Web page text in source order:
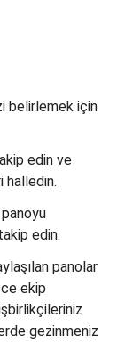
belirlemek için
edin ve
halledin.
edin.
panolar
ekip
gezinmeniz